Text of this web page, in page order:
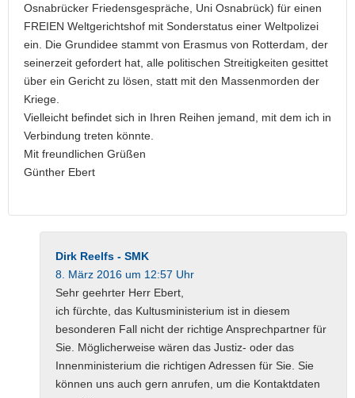
Osnabrücker Friedensgespräche, Uni Osnabrück) für einen
FREIEN Weltgerichtshof mit Sonderstatus einer Weltpolizei
ein. Die Grundidee stammt von Erasmus von Rotterdam, der
seinerzeit gefordert hat, alle politischen Streitigkeiten gesittet
über ein Gericht zu lösen, statt mit den Massenmorden der
Kriege.
Vielleicht befindet sich in Ihren Reihen jemand, mit dem ich in
Verbindung treten könnte.
Mit freundlichen Grüßen
Günther Ebert
Dirk Reelfs - SMK
8. März 2016 um 12:57 Uhr
Sehr geehrter Herr Ebert,
ich fürchte, das Kultusministerium ist in diesem
besonderen Fall nicht der richtige Ansprechpartner für
Sie. Möglicherweise wären das Justiz- oder das
Innenministerium die richtigen Adressen für Sie. Sie
können uns auch gern anrufen, um die Kontaktdaten